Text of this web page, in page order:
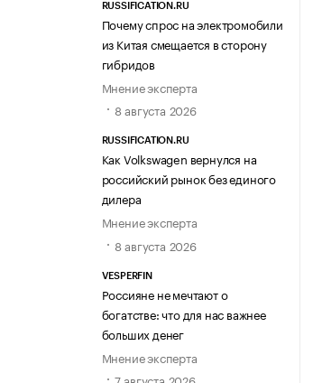
RUSSIFICATION.RU
Почему спрос на электромобили
из Китая смещается в сторону
гибридов
Мнение эксперта
8 августа 2026
RUSSIFICATION.RU
Как Volkswagen вернулся на
российский рынок без единого
дилера
Мнение эксперта
8 августа 2026
VESPERFIN
Россияне не мечтают о
богатстве: что для нас важнее
больших денег
Мнение эксперта